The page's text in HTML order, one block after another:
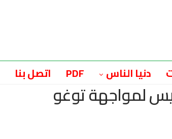
دنيا الناس PDF اتصل بنا
لمواجهة توغو